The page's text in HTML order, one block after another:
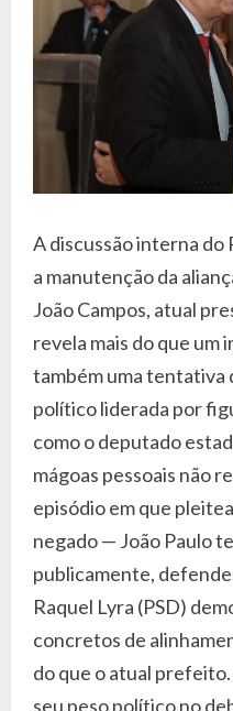
A discussão interna do
a manutenção da
João Campos, atual
revela mais do que um
também uma
político liderada por
como o deputado
mágoas pessoais não
episódio em que
negado — João Paulo
publicamente,
Raquel Lyra (PSD)
concretos de
do que o atual
seu peso político no